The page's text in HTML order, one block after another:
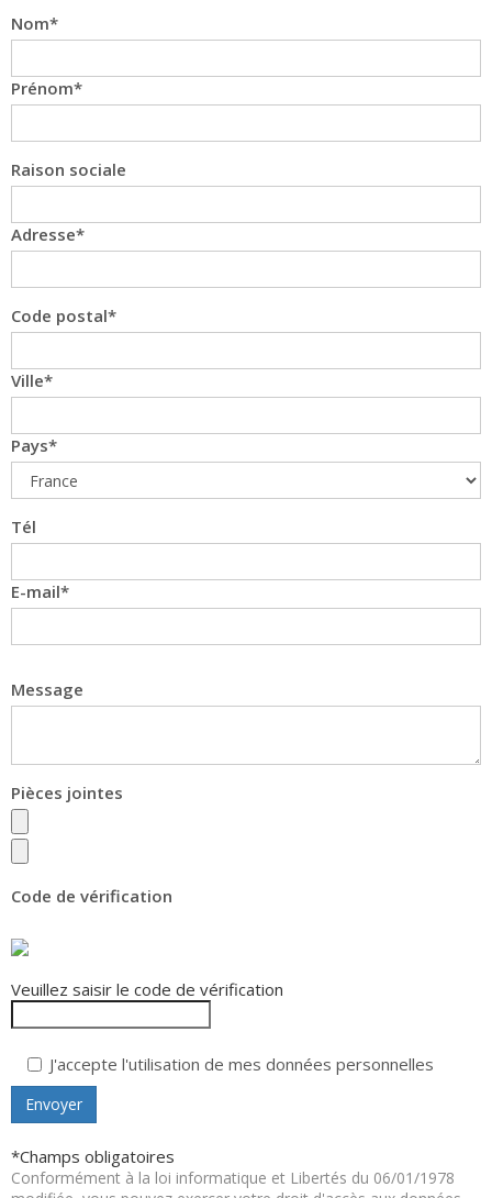
Nom
Prénom
Raison sociale
Adresse
Code postal
Ville
Pays
Tél
E-mail
Message
Pièces jointes
Code de vérification
Veuillez saisir le code de vérification
J'accepte l'utilisation de mes données personnelles
*Champs obligatoires
Conformément à la loi informatique et Libertés du 06/01/1978